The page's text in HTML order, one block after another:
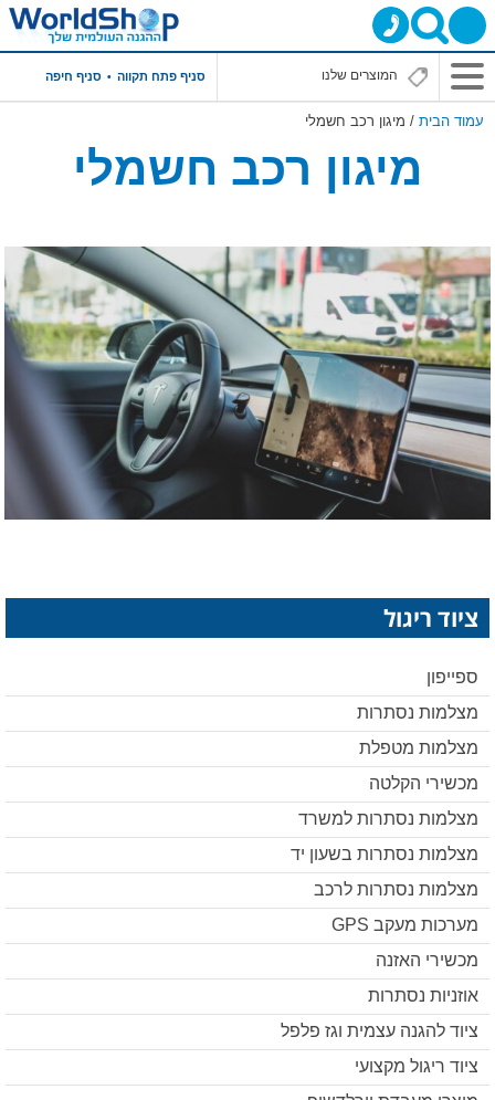
תפריט
ראשי
סניף פתח תקווה סניף חיפה
עמוד הבית / מיגון רכב חשמלי
מיגון רכב חשמלי
ציוד ריגול
ספייפון
מצלמות נסתרות
מצלמות מטפלת
מכשירי הקלטה
מצלמות נסתרות למשרד
מצלמות נסתרות בשעון יד
מצלמות נסתרות לרכב
מערכות מעקב GPS
מכשירי האזנה
אוזניות נסתרות
ציוד להגנה עצמית וגז פלפל
ציוד ריגול מקצועי